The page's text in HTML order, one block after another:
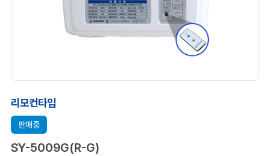
리모컨타입
판매중
SY-5009G(R-G)